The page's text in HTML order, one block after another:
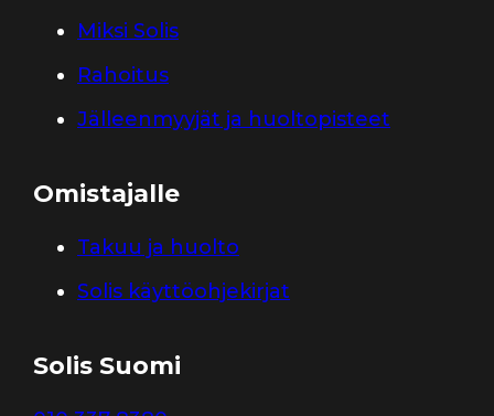
Miksi Solis
Rahoitus
Jälleenmyyjät ja huoltopisteet
Omistajalle
Takuu ja huolto
Solis käyttöohjekirjat
Solis Suomi